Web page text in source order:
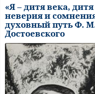
«Я – дитя века, дитя
неверия и
духовный путь Ф.
Достоевского